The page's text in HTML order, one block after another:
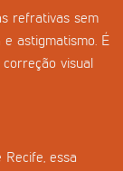
refrativas sem
e astigmatismo. É
visual
Recife, essa